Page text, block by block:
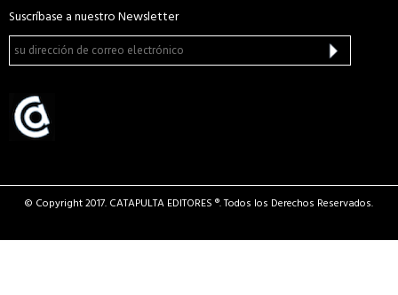
Suscríbase a nuestro Newsletter
© Copyright 2017. CATAPULTA EDITORES ®. Todos los Derechos Reservados.